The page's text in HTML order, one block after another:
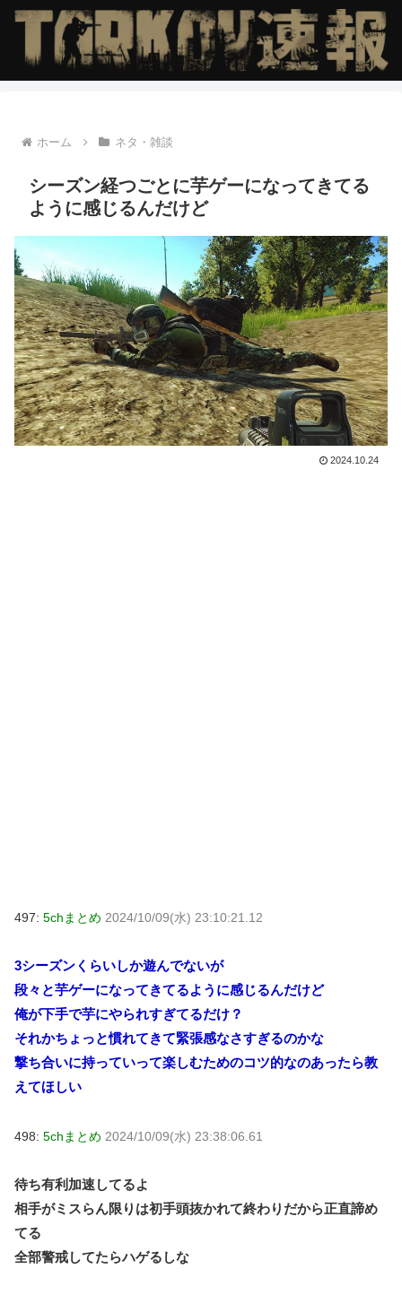
ホーム ネタ・雑談
シーズン経つごとに芋ゲーになってきてる
ように感じるんだけど
2024.10.24
497: 5chまとめ 2024/10/09(水) 23:10:21.12
3シーズンくらいしか遊んでないが
段々と芋ゲーになってきてるように感じるんだけど
俺が下手で芋にやられすぎてるだけ？
それかちょっと慣れてきて緊張感なさすぎるのかな
撃ち合いに持っていって楽しむためのコツ的なのあったら教
えてほしい
498: 5chまとめ 2024/10/09(水) 23:38:06.61
待ち有利加速してるよ
相手がミスらん限りは初手頭抜かれて終わりだから正直諦め
てる
全部警戒してたらハゲるしな